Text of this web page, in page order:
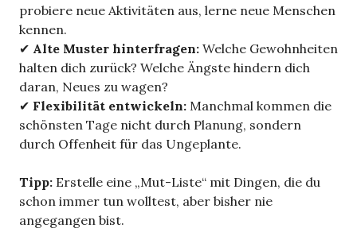
probiere neue Aktivitäten aus, lerne neue Menschen
kennen.
✔ Alte Muster hinterfragen: Welche Gewohnheiten
halten dich zurück? Welche Ängste hindern dich
daran, Neues zu wagen?
✔ Flexibilität entwickeln: Manchmal kommen die
schönsten Tage nicht durch Planung, sondern
durch Offenheit für das Ungeplante.
Tipp: Erstelle eine „Mut-Liste“ mit Dingen, die du
schon immer tun wolltest, aber bisher nie
angegangen bist.